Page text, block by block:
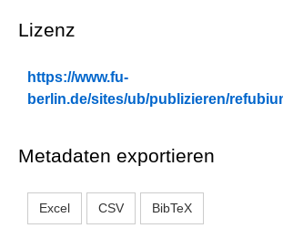
Lizenz
https://www.fu-
berlin.de/sites/ub/publizieren/
Metadaten exportieren
Excel CSV BibTeX